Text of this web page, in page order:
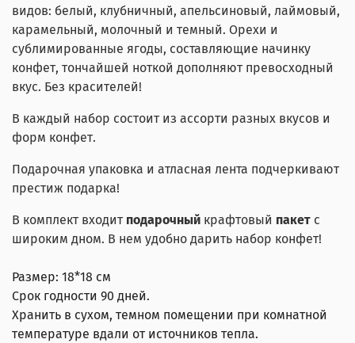
видов: белый, клубничный, апельсиновый, лаймовый,
карамельный, молочный и темный. Орехи и
сублимированные ягоды, составляющие начинку
конфет, тончайшей ноткой дополняют превосходный
вкус. Без красителей!
В каждый набор состоит из ассорти разных вкусов и
форм конфет.
Подарочная упаковка и атласная лента подчеркивают
престиж подарка!
В комплект входит подарочный крафтовый пакет с
широким дном. В нем удобно дарить набор конфет!
Размер: 18*18 см
Срок годности 90 дней.
Хранить в сухом, темном помещении при комнатной
температуре вдали от источников тепла.